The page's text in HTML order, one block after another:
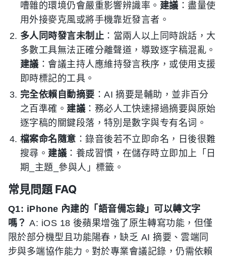
嘈雜的環境仍會嚴重影響辨識率。 建議 ：盡量使
用外接麥克風或將手機靠近發言者。
多人同時發言未制止 ：當兩人以上同時說話，大
多數工具無法正確分離聲道，導致逐字稿混亂。
建議 ：會議主持人應維持發言秩序，或使用支援
即時標記的工具。
完全依賴自動摘要 ：AI 摘要是輔助，並非百分
之百準確。 建議 ：務必人工快速掃過摘要與原始
逐字稿的關鍵段落，特別是數字與专有名词。
檔案命名隨意 ：錄音後若不立即命名，日後很難
搜尋。 建議 ：養成習慣，在儲存時立即加上「日
期_主題_參與人」標籤。
常見問題 FAQ
Q1: iPhone 內建的「語音備忘錄」可以轉文字
嗎？ A: iOS 18 後蘋果增強了原生轉寫功能，但僅
限於部分機型且功能陽春，缺乏 AI 摘要、雲端同
步與多端協作能力。對於專業會議記錄，仍需依賴